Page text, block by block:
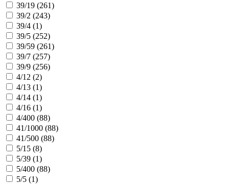
39/19 (261)
39/2 (243)
39/4 (1)
39/5 (252)
39/59 (261)
39/7 (257)
39/9 (256)
4/12 (2)
4/13 (1)
4/14 (1)
4/16 (1)
4/400 (88)
41/1000 (88)
41/500 (88)
5/15 (8)
5/39 (1)
5/400 (88)
5/5 (1)